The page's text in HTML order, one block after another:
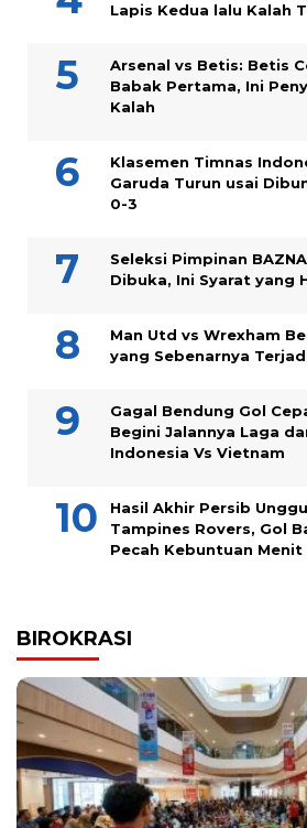
Lapis Kedua lalu Kalah
Arsenal vs Betis: Betis
Babak Pertama, Ini
Kalah
Klasemen Timnas
Garuda Turun usai
0-3
Seleksi Pimpinan
Dibuka, Ini Syarat yang
Man Utd vs Wrexham
yang Sebenarnya
Gagal Bendung Gol
Begini Jalannya Laga
Indonesia Vs Vietnam
Hasil Akhir Persib
Tampines Rovers, Gol
Pecah Kebuntuan Menit
BIROKRASI